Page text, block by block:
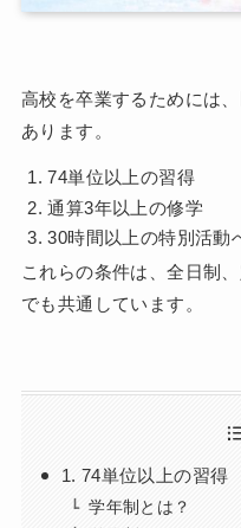
高校を卒業するためには
あります。
74単位以上の習得
通算3年以上の修学
30時間以上の特別活動
これらの条件は、全日制
でも共通しています。
1. 74単位以上の習得
学年制とは？